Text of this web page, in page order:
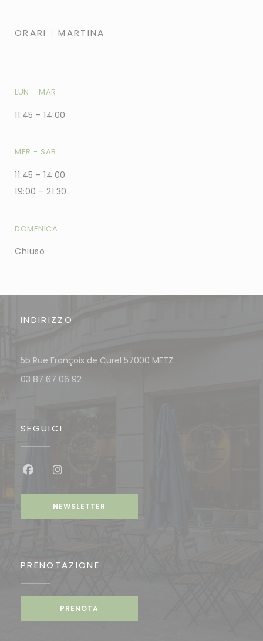
ORARI MARTINA
LUN - MAR
11:45 - 14:00
MER - SAB
11:45 - 14:00
19:00 - 21:30
DOMENICA
Chiuso
INDIRIZZO
5b Rue François de Curel 57000 METZ
03 87 67 06 92
SEGUICI
Facebook ((apre una nuova finestra))
NEWSLETTER
PRENOTAZIONE
PRENOTA